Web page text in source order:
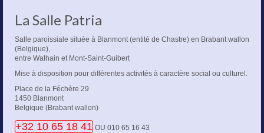
La Salle Patria
Salle paroissiale située à Blanmont (entité de Chastre) en Brabant wallon
(Belgique),
entre Walhain et Mont-Saint-Guibert
Mise à disposition pour différentes activités à caractère social ou culturel.
Place de la Féchère 29
1450 Blanmont
Belgique (Brabant wallon)
+32 10 65 18 41 OU 010 65 16 43